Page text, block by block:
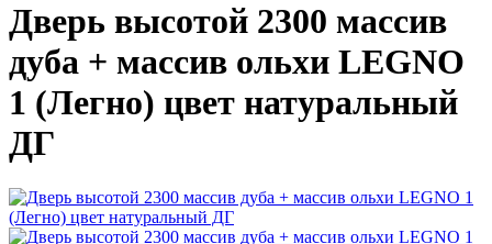
Дверь высотой 2300 массив
дуба + массив ольхи LEGNO
1 (Легно) цвет натуральный
ДГ